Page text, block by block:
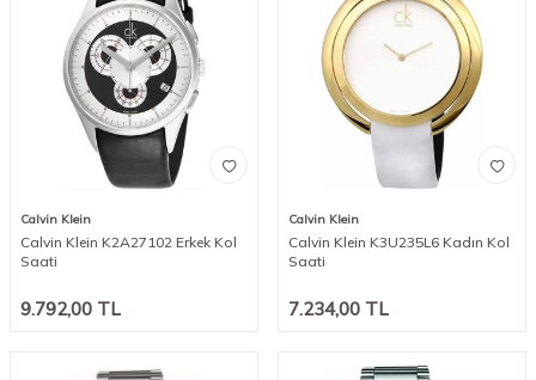
Calvin Klein
Calvin Klein K2A27102 Erkek Kol
Saati
9.792,00 TL
Calvin Klein
Calvin Klein K3U235L6 Kadın Kol
Saati
7.234,00 TL